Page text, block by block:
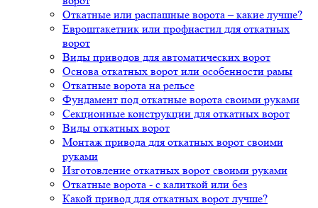
Откатные или распашные ворота – какие лучше?
Евроштакетник или профнастил для откатных
ворот
Виды приводов для автоматических ворот
Основа откатных ворот или особенности рамы
Откатные ворота на рельсе
Фундамент под откатные ворота своими руками
Секционные конструкции для откатных ворот
Виды откатных ворот
Монтаж привода для откатных ворот своими
руками
Изготовление откатных ворот своими руками
Откатные ворота - с калиткой или без
Какой привод для откатных ворот лучше?